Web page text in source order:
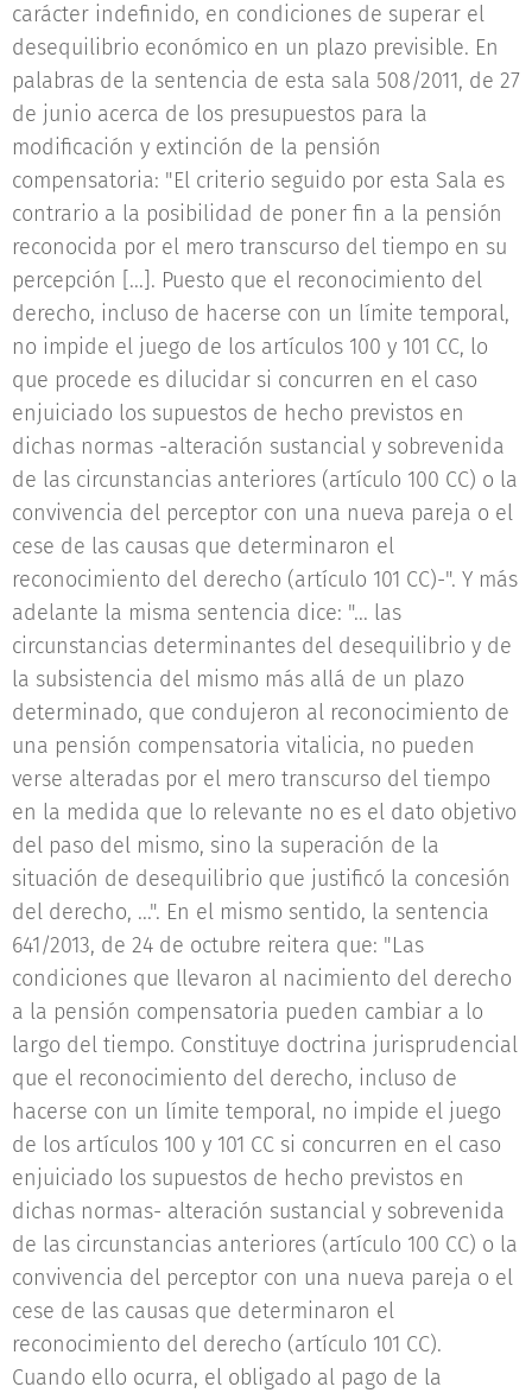
carácter indefinido, en condiciones de superar el
desequilibrio económico en un plazo previsible. En
palabras de la sentencia de esta sala 508/2011, de 27
de junio acerca de los presupuestos para la
modificación y extinción de la pensión
compensatoria: "El criterio seguido por esta Sala es
contrario a la posibilidad de poner fin a la pensión
reconocida por el mero transcurso del tiempo en su
percepción [...]. Puesto que el reconocimiento del
derecho, incluso de hacerse con un límite temporal,
no impide el juego de los artículos 100 y 101 CC, lo
que procede es dilucidar si concurren en el caso
enjuiciado los supuestos de hecho previstos en
dichas normas -alteración sustancial y sobrevenida
de las circunstancias anteriores (artículo 100 CC) o la
convivencia del perceptor con una nueva pareja o el
cese de las causas que determinaron el
reconocimiento del derecho (artículo 101 CC)-". Y más
adelante la misma sentencia dice: "... las
circunstancias determinantes del desequilibrio y de
la subsistencia del mismo más allá de un plazo
determinado, que condujeron al reconocimiento de
una pensión compensatoria vitalicia, no pueden
verse alteradas por el mero transcurso del tiempo
en la medida que lo relevante no es el dato objetivo
del paso del mismo, sino la superación de la
situación de desequilibrio que justificó la concesión
del derecho, ...". En el mismo sentido, la sentencia
641/2013, de 24 de octubre reitera que: "Las
condiciones que llevaron al nacimiento del derecho
a la pensión compensatoria pueden cambiar a lo
largo del tiempo. Constituye doctrina jurisprudencial
que el reconocimiento del derecho, incluso de
hacerse con un límite temporal, no impide el juego
de los artículos 100 y 101 CC si concurren en el caso
enjuiciado los supuestos de hecho previstos en
dichas normas- alteración sustancial y sobrevenida
de las circunstancias anteriores (artículo 100 CC) o la
convivencia del perceptor con una nueva pareja o el
cese de las causas que determinaron el
reconocimiento del derecho (artículo 101 CC).
Cuando ello ocurra, el obligado al pago de la